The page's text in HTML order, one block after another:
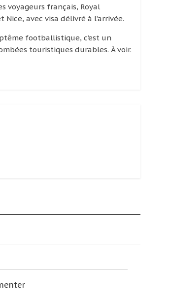
voyageurs français, Royal
avec visa délivré à l’arrivée.
footballistique, c’est un
touristiques durables. À voir.